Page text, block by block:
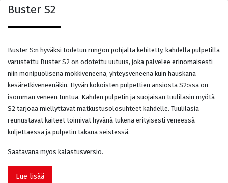
Buster S2
Buster S:n hyväksi todetun rungon pohjalta kehitetty, kahdella pulpetilla
varustettu Buster S2 on odotettu uutuus, joka palvelee erinomaisesti
niin monipuolisena mökkiveneenä, yhteysveneenä kuin hauskana
kesäretkiveneenäkin. Hyvän kokoisten pulpettien ansiosta S2:ssa on
isomman veneen tuntua. Kahden pulpetin ja suojaisan tuulilasin myötä
S2 tarjoaa miellyttävät matkustusolosuhteet kahdelle. Tuulilasia
reunustavat kaiteet toimivat hyvänä tukena erityisesti veneessä
kuljettaessa ja pulpetin takana seistessä.
Saatavana myös kalastusversio.
Lue lisää